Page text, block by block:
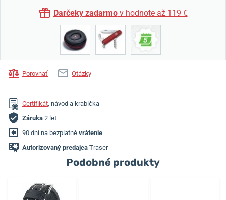
Darčeky zadarmov hodnote až 119 €
Porovnať Otázky
Certifikát, návod a krabička
Záruka 2 let
90 dní na bezplatné vrátenie
Autorizovaný predajca Traser
Podobné produkty